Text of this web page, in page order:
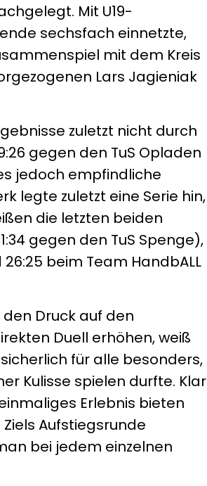
Mit U19-
sechsfach einnetzte,
mit dem Kreis
Lars Jagieniak
zuletzt nicht durch
gegen den TuS Opladen
jedoch empfindliche
legte zuletzt eine Serie hin,
die letzten beiden
gegen den TuS Spenge),
beim Team HandbALL
Druck auf den
Duell erhöhen, weiß
für alle besonders,
Kulisse spielen durfte. Klar
Erlebnis bieten
Aufstiegsrunde
bei jedem einzelnen